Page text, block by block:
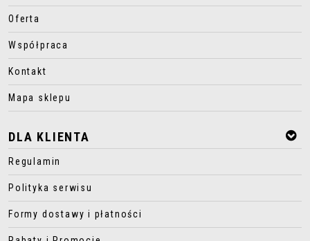
Oferta
Współpraca
Kontakt
Mapa sklepu
DLA KLIENTA
Regulamin
Polityka serwisu
Formy dostawy i płatności